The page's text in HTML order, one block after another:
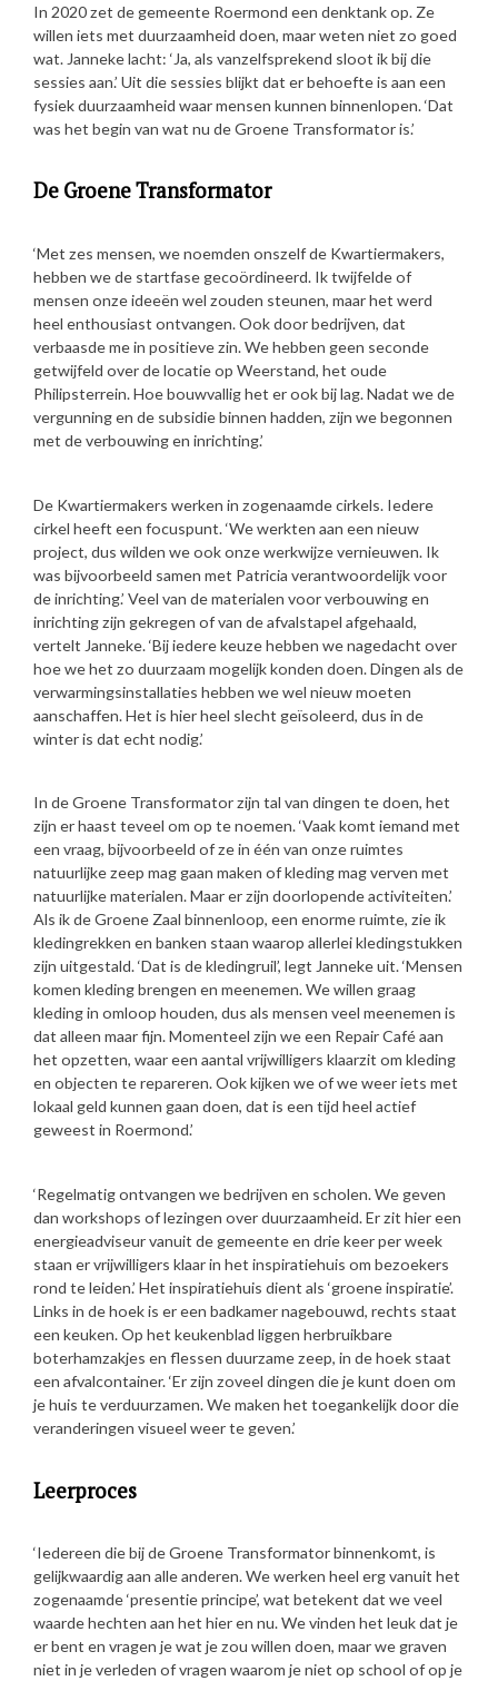
In 2020 zet de gemeente Roermond een denktank op. Ze
willen iets met duurzaamheid doen, maar weten niet zo goed
wat. Janneke lacht: ‘Ja, als vanzelfsprekend sloot ik bij die
sessies aan.’ Uit die sessies blijkt dat er behoefte is aan een
fysiek duurzaamheid waar mensen kunnen binnenlopen. ‘Dat
was het begin van wat nu de Groene Transformator is.’
De Groene Transformator
‘Met zes mensen, we noemden onszelf de Kwartiermakers,
hebben we de startfase gecoördineerd. Ik twijfelde of
mensen onze ideeën wel zouden steunen, maar het werd
heel enthousiast ontvangen. Ook door bedrijven, dat
verbaasde me in positieve zin. We hebben geen seconde
getwijfeld over de locatie op Weerstand, het oude
Philipsterrein. Hoe bouwvallig het er ook bij lag. Nadat we de
vergunning en de subsidie binnen hadden, zijn we begonnen
met de verbouwing en inrichting.’
De Kwartiermakers werken in zogenaamde cirkels. Iedere
cirkel heeft een focuspunt. ‘We werkten aan een nieuw
project, dus wilden we ook onze werkwijze vernieuwen. Ik
was bijvoorbeeld samen met Patricia verantwoordelijk voor
de inrichting.’ Veel van de materialen voor verbouwing en
inrichting zijn gekregen of van de afvalstapel afgehaald,
vertelt Janneke. ‘Bij iedere keuze hebben we nagedacht over
hoe we het zo duurzaam mogelijk konden doen. Dingen als de
verwarmingsinstallaties hebben we wel nieuw moeten
aanschaffen. Het is hier heel slecht geïsoleerd, dus in de
winter is dat echt nodig.’
In de Groene Transformator zijn tal van dingen te doen, het
zijn er haast teveel om op te noemen. ‘Vaak komt iemand met
een vraag, bijvoorbeeld of ze in één van onze ruimtes
natuurlijke zeep mag gaan maken of kleding mag verven met
natuurlijke materialen. Maar er zijn doorlopende activiteiten.’
Als ik de Groene Zaal binnenloop, een enorme ruimte, zie ik
kledingrekken en banken staan waarop allerlei kledingstukken
zijn uitgestald. ‘Dat is de kledingruil’, legt Janneke uit. ‘Mensen
komen kleding brengen en meenemen. We willen graag
kleding in omloop houden, dus als mensen veel meenemen is
dat alleen maar fijn. Momenteel zijn we een Repair Café aan
het opzetten, waar een aantal vrijwilligers klaarzit om kleding
en objecten te repareren. Ook kijken we of we weer iets met
lokaal geld kunnen gaan doen, dat is een tijd heel actief
geweest in Roermond.’
‘Regelmatig ontvangen we bedrijven en scholen. We geven
dan workshops of lezingen over duurzaamheid. Er zit hier een
energieadviseur vanuit de gemeente en drie keer per week
staan er vrijwilligers klaar in het inspiratiehuis om bezoekers
rond te leiden.’ Het inspiratiehuis dient als ‘groene inspiratie’.
Links in de hoek is er een badkamer nagebouwd, rechts staat
een keuken. Op het keukenblad liggen herbruikbare
boterhamzakjes en flessen duurzame zeep, in de hoek staat
een afvalcontainer. ‘Er zijn zoveel dingen die je kunt doen om
je huis te verduurzamen. We maken het toegankelijk door die
veranderingen visueel weer te geven.’
Leerproces
‘Iedereen die bij de Groene Transformator binnenkomt, is
gelijkwaardig aan alle anderen. We werken heel erg vanuit het
zogenaamde ‘presentie principe’, wat betekent dat we veel
waarde hechten aan het hier en nu. We vinden het leuk dat je
er bent en vragen je wat je zou willen doen, maar we graven
niet in je verleden of vragen waarom je niet op school of op je